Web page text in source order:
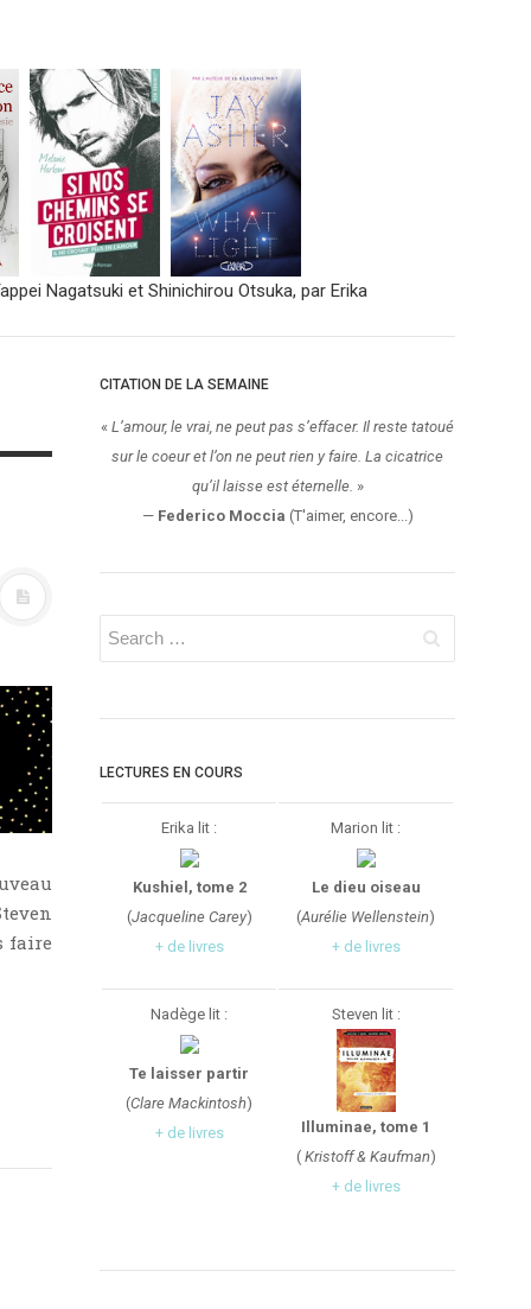
faire
CITATION DE LA SEMAINE
« L’amour, le vrai, ne peut pas s’effacer. Il reste tatoué
sur le coeur et l’on ne peut rien y faire. La cicatrice
qu’il laisse est éternelle. »
— Federico Moccia (T'aimer, encore...)
LECTURES EN COURS
Erika lit :
Kushiel, tome 2
(Jacqueline Carey)
+ de livres
Marion lit :
Le dieu oiseau
(Aurélie Wellenstein)
+ de livres
Nadège lit :
Te laisser partir
(Clare Mackintosh)
+ de livres
Steven lit :
Illuminae, tome 1
(Kristoff & Kaufman)
+ de livres